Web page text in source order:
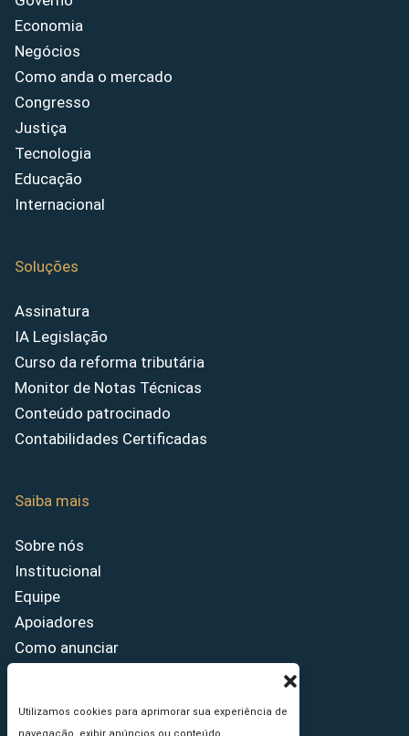
Utilizamos cookies para aprimorar sua experiência de
Economia
Negócios
Como anda o mercado
Congresso
Justiça
Tecnologia
Educação
Internacional
Soluções
Assinatura
IA Legislação
Curso da reforma tributária
Monitor de Notas Técnicas
Conteúdo patrocinado
Contabilidades Certificadas
Saiba mais
Sobre nós
Institucional
Equipe
Apoiadores
Como anunciar